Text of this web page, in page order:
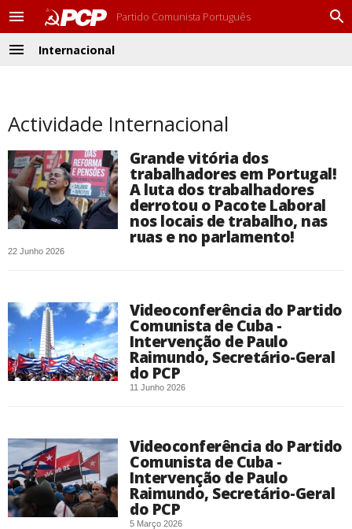
M
e
n
Partido Comunista Português
P
Internacional
Actividade Internacional
Grande vitória dos
trabalhadores em Portugal!
A luta dos trabalhadores
derrotou o Pacote Laboral
nos locais de trabalho, nas
ruas e no parlamento!
22 Junho 2026
Videoconferência do Partido
Comunista de Cuba -
Intervenção de Paulo
Raimundo, Secretário-Geral
do PCP
11 Junho 2026
Videoconferência do Partido
Comunista de Cuba -
Intervenção de Paulo
Raimundo, Secretário-Geral
do PCP
5 Março 2026